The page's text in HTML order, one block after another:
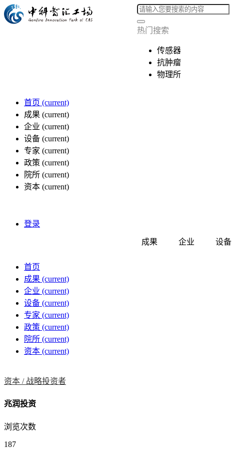
热门搜索
传感器
抗肿瘤
物理所
首页 (current)
成果 (current)
企业 (current)
设备 (current)
专家 (current)
政策 (current)
院所 (current)
资本 (current)
登录
成果 企业 设备
首页
成果 (current)
企业 (current)
设备 (current)
专家 (current)
政策 (current)
院所 (current)
资本 (current)
资本 / 战略投资者
兆润投资
浏览次数
187